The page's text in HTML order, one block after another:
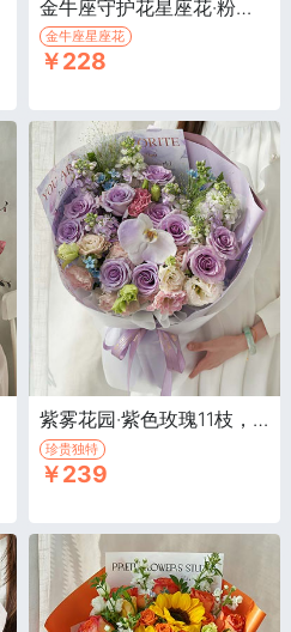
金牛座守护花星座花·粉色康乃馨12枝，白色百合喷粉1枝
金牛座星座花
￥228
紫雾花园·紫色玫瑰11枝，紫色紫罗兰3枝，白色紫罗兰3枝
珍贵独特
￥239